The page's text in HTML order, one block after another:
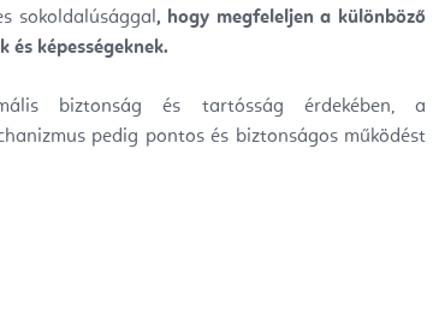
sokoldalúsággal, hogy megfeleljen a különböző
és képességeknek.
biztonság és tartósság érdekében, a
pedig pontos és biztonságos működést